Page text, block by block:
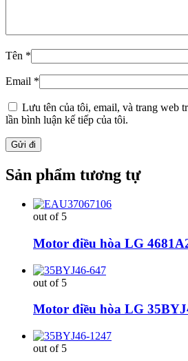
Tên *
Email *
Lưu tên của tôi, email, và trang web
lần bình luận kế tiếp của tôi.
Sản phẩm tương tự
out of 5
Motor điều hòa LG
out of 5
Motor điều hòa LG
out of 5